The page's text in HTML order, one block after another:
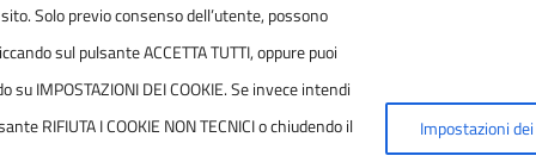
Solo previo consenso dell’utente, possono
sul pulsante ACCETTA TUTTI, oppure puoi
IMPOSTAZIONI DEI COOKIE. Se invece intendi
RIFIUTA I COOKIE NON TECNICI o chiudendo il
Impostazioni
PEC
Email